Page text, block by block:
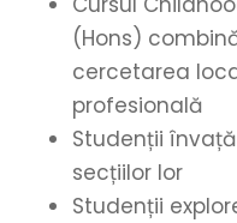
(Hons)
cercetarea
profesională
Studenții
secțiilor lor
Studenții